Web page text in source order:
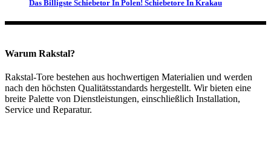
Das Billigste Schiebetor In Polen! Schiebetore In Krakau
Warum Rakstal?
Rakstal-Tore bestehen aus hochwertigen Materialien und werden
nach den höchsten Qualitätsstandards hergestellt. Wir bieten eine
breite Palette von Dienstleistungen, einschließlich Installation,
Service und Reparatur.